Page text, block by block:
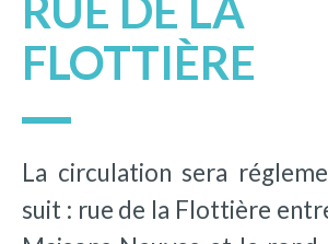
RUE DE LA
FLOTTIÈRE
La circulation sera
suit : rue de la Flottière